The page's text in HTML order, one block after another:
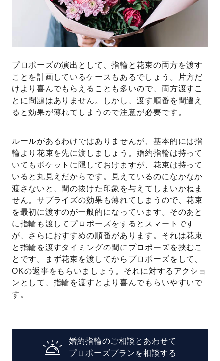
プロポーズの演出として、指輪と花束の両方を渡す
ことを計画しているケースもあるでしょう。片方だ
けより喜んでもらえることも多いので、両方渡すこ
とに問題はありません。しかし、渡す順番を間違え
ると効果が薄れてしまうので注意が必要です。
ルールがあるわけではありませんが、基本的には指
輪より花束を先に渡しましょう。婚約指輪は持って
いてもポケットに隠しておけますが、花束は持って
いると丸見えだからです。見えているのになかなか
渡さないと、間の抜けた印象を与えてしまいかねま
せん。サプライズの効果も薄れてしまうので、花束
を最初に渡すのが一般的になっています。そのあと
に指輪も渡してプロポーズをするとスマートです
が、さらにおすすめの順番があります。それは花束
と指輪を渡すタイミングの間にプロポーズを挟むこ
とです。まず花束を渡してからプロポーズをして、
OKの返事をもらいましょう。それに対するアクショ
ンとして、指輪を渡すとより喜んでもらいやすいで
す。
婚約指輪のご相談とあわせて
プロポーズプランを相談する